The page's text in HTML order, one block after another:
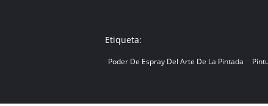
Etiqueta:
Poder De Espray Del Arte De La Pintada